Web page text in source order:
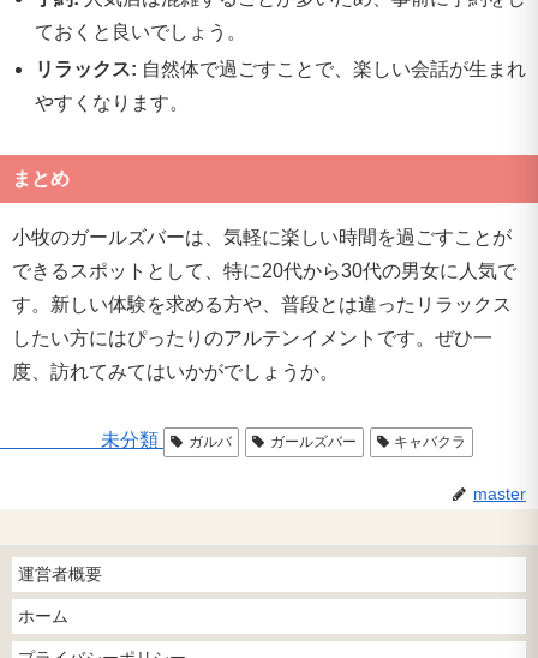
ておくと良いでしょう。
リラックス: 自然体で過ごすことで、楽しい会話が生まれ
やすくなります。
まとめ
小牧のガールズバーは、気軽に楽しい時間を過ごすことが
できるスポットとして、特に20代から30代の男女に人気で
す。新しい体験を求める方や、普段とは違ったリラックス
したい方にはぴったりのアルテンイメントです。ぜひ一
度、訪れてみてはいかがでしょうか。
未分類 ガルバ ガールズバー キャバクラ
master
運営者概要
ホーム